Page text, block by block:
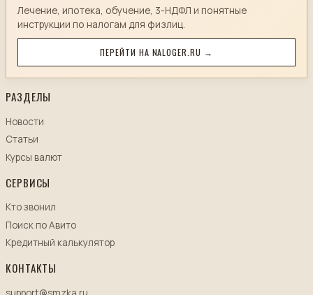
Лечение, ипотека, обучение, 3-НДФЛ и понятные
инструкции по налогам для физлиц.
ПЕРЕЙТИ НА NALOGER.RU →
РАЗДЕЛЫ
Новости
Статьи
Курсы валют
СЕРВИСЫ
Кто звонил
Поиск по Авито
Кредитный калькулятор
КОНТАКТЫ